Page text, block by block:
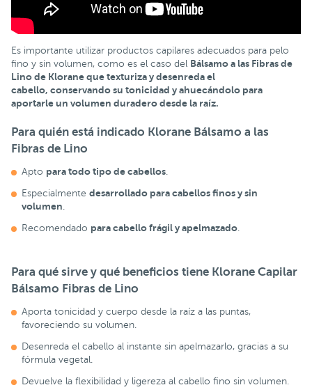
Es importante utilizar productos capilares adecuados para pelo
fino y sin volumen, como es el caso del Bálsamo a las Fibras de
Lino de Klorane que texturiza y desenreda el
cabello, conservando su tonicidad y ahuecándolo para
aportarle un volumen duradero desde la raíz.
Para quién está indicado Klorane Bálsamo a las
Fibras de Lino
Apto para todo tipo de cabellos
Especialmente desarrollado para cabellos finos y sin
volumen
Recomendado para cabello frágil y apelmazado
Para qué sirve y qué beneficios tiene Klorane Capilar
Bálsamo Fibras de Lino
Aporta tonicidad y cuerpo desde la raíz a las puntas,
favoreciendo su volumen.
Desenreda el cabello al instante sin apelmazarlo, gracias a su
fórmula vegetal.
Devuelve la flexibilidad y ligereza al cabello fino sin volumen.